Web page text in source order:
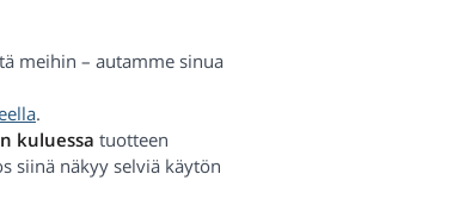
meihin – autamme sinua
.
kuluessa tuotteen
siinä näkyy selviä käytön